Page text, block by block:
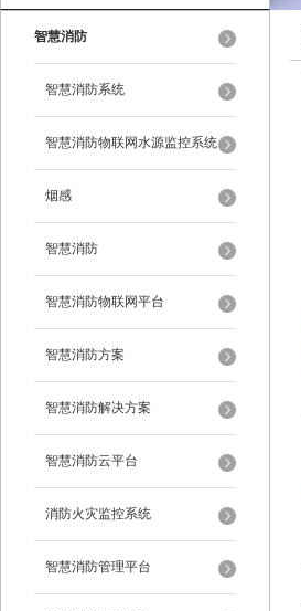
智慧消防
智慧消防系统
智慧消防物联网水源监控系统
烟感
智慧消防
智慧消防物联网平台
智慧消防方案
智慧消防解决方案
智慧消防云平台
消防火灾监控系统
智慧消防管理平台